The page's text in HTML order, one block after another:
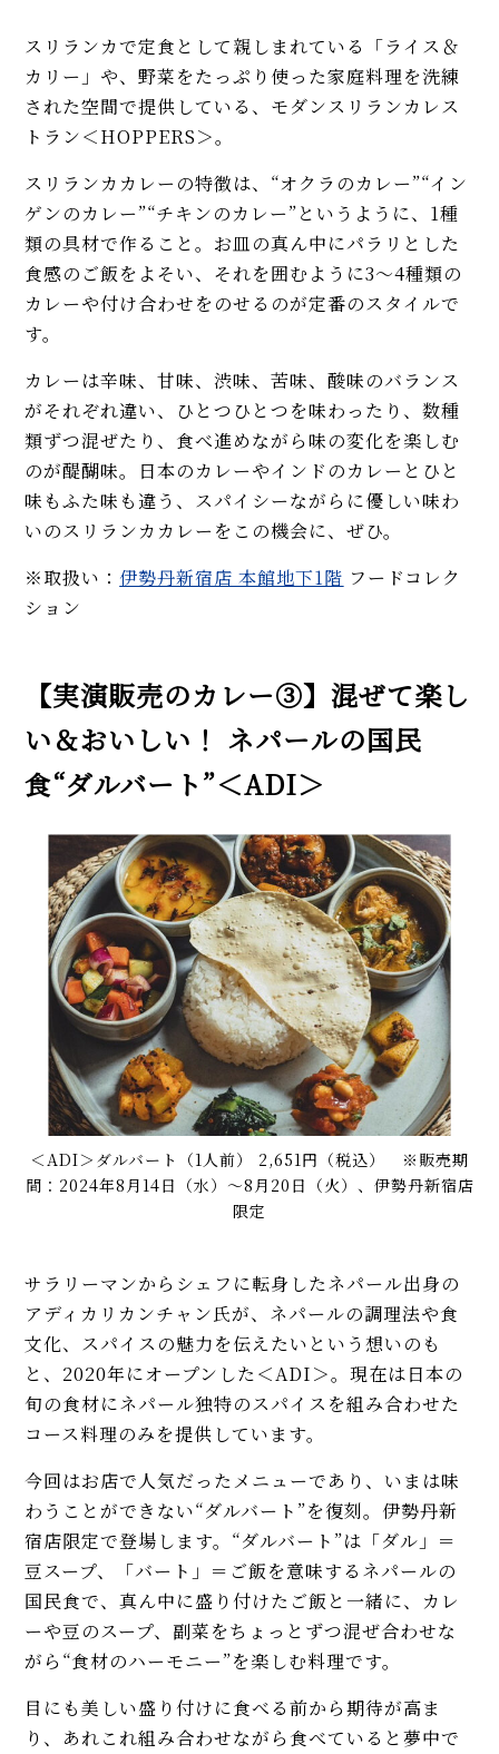
スリランカで定食として親しまれている「ライス＆
カリー」や、野菜をたっぷり使った家庭料理を洗練
された空間で提供している、モダンスリランカレス
トラン＜HOPPERS＞。
スリランカカレーの特徴は、“オクラのカレー”“イン
ゲンのカレー”“チキンのカレー”というように、1種
類の具材で作ること。お皿の真ん中にパラリとした
食感のご飯をよそい、それを囲むように3〜4種類の
カレーや付け合わせをのせるのが定番のスタイルで
す。
カレーは辛味、甘味、渋味、苦味、酸味のバランス
がそれぞれ違い、ひとつひとつを味わったり、数種
類ずつ混ぜたり、食べ進めながら味の変化を楽しむ
のが醍醐味。日本のカレーやインドのカレーとひと
味もふた味も違う、スパイシーながらに優しい味わ
いのスリランカカレーをこの機会に、ぜひ。
※取扱い： 伊勢丹新宿店 本館地下1階 フードコレク
ション
【実演販売のカレー③】混ぜて楽し
い＆おいしい！ ネパールの国民
食“ダルバート”＜ADI＞
＜ADI＞ダルバート（1人前） 2,651円（税込） ※販売期
間：2024年8月14日（水）～8月20日（火）、伊勢丹新宿店
限定
サラリーマンからシェフに転身したネパール出身の
アディカリカンチャン氏が、ネパールの調理法や食
文化、スパイスの魅力を伝えたいという想いのも
と、2020年にオープンした＜ADI＞。現在は日本の
旬の食材にネパール独特のスパイスを組み合わせた
コース料理のみを提供しています。
今回はお店で人気だったメニューであり、いまは味
わうことができない“ダルバート”を復刻。伊勢丹新
宿店限定で登場します。“ダルバート”は「ダル」＝
豆スープ、「バート」＝ご飯を意味するネパールの
国民食で、真ん中に盛り付けたご飯と一緒に、カレ
ーや豆のスープ、副菜をちょっとずつ混ぜ合わせな
がら“食材のハーモニー”を楽しむ料理です。
目にも美しい盛り付けに食べる前から期待が高ま
り、あれこれ組み合わせながら食べていると夢中で